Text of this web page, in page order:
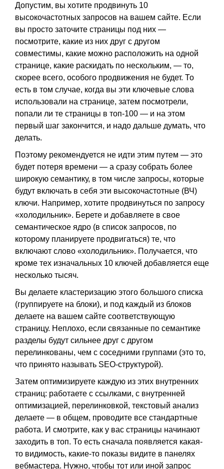
Допустим, вы хотите продвинуть 10
высокочастотных запросов на вашем сайте. Если
вы просто заточите страницы под них —
посмотрите, какие из них друг с другом
совместимы, какие можно расположить на одной
странице, какие раскидать по нескольким, — то,
скорее всего, особого продвижения не будет. То
есть в том случае, когда вы эти ключевые слова
использовали на странице, затем посмотрели,
попали ли те страницы в топ-100 — и на этом
первый шаг закончится, и надо дальше думать, что
делать.
Поэтому рекомендуется не идти этим путем — это
будет потеря времени — а сразу собрать более
широкую семантику, в том числе запросы, которые
будут включать в себя эти высокочастотные (ВЧ)
ключи. Например, хотите продвинуться по запросу
«холодильник». Берете и добавляете в свое
семантическое ядро (в список запросов, по
которому планируете продвигаться) те, что
включают слово «холодильник». Получается, что
кроме тех изначальных 10 ключей добавляется еще
несколько тысяч.
Вы делаете кластеризацию этого большого списка
(группируете на блоки), и под каждый из блоков
делаете на вашем сайте соответствующую
страницу. Неплохо, если связанные по семантике
разделы будут сильнее друг с другом
перелинкованы, чем с соседними группами (это то,
что принято называть SEO-структурой).
Затем оптимизируете каждую из этих внутренних
страниц: работаете с ссылками, с внутренней
оптимизацией, перелинковкой, текстовый анализ
делаете — в общем, проводите все стандартные
работа. И смотрите, как у вас страницы начинают
заходить в топ. То есть сначала появляется какая-
то видимость, какие-то показы видите в панелях
вебмастера. Нужно, чтобы тот или иной запрос